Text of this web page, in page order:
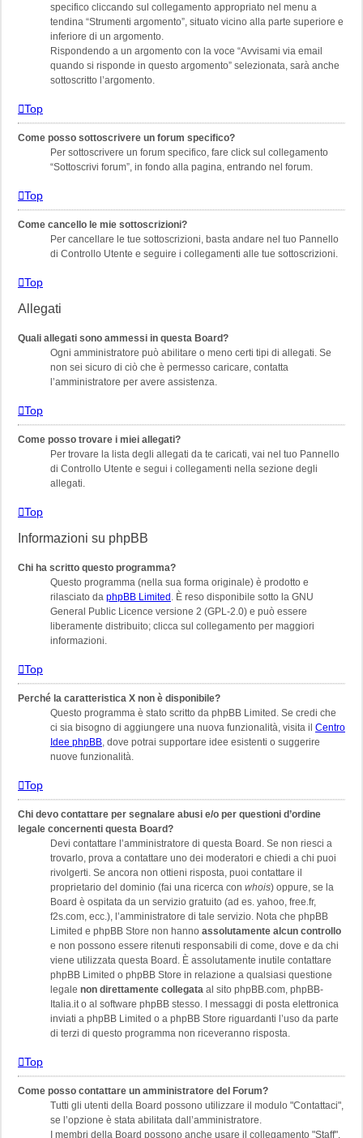
specifico cliccando sul collegamento appropriato nel menu a
tendina “Strumenti argomento”, situato vicino alla parte superiore e
inferiore di un argomento.
Rispondendo a un argomento con la voce “Avvisami via email
quando si risponde in questo argomento” selezionata, sarà anche
sottoscritto l’argomento.
Top
Come posso sottoscrivere un forum specifico?
Per sottoscrivere un forum specifico, fare click sul collegamento
“Sottoscrivi forum”, in fondo alla pagina, entrando nel forum.
Top
Come cancello le mie sottoscrizioni?
Per cancellare le tue sottoscrizioni, basta andare nel tuo Pannello
di Controllo Utente e seguire i collegamenti alle tue sottoscrizioni.
Top
Allegati
Quali allegati sono ammessi in questa Board?
Ogni amministratore può abilitare o meno certi tipi di allegati. Se
non sei sicuro di ciò che è permesso caricare, contatta
l’amministratore per avere assistenza.
Top
Come posso trovare i miei allegati?
Per trovare la lista degli allegati da te caricati, vai nel tuo Pannello
di Controllo Utente e segui i collegamenti nella sezione degli
allegati.
Top
Informazioni su phpBB
Chi ha scritto questo programma?
Questo programma (nella sua forma originale) è prodotto e
rilasciato da phpBB Limited . È reso disponibile sotto la GNU
General Public Licence versione 2 (GPL-2.0) e può essere
liberamente distribuito; clicca sul collegamento per maggiori
informazioni.
Top
Perché la caratteristica X non è disponibile?
Questo programma è stato scritto da phpBB Limited. Se credi che
ci sia bisogno di aggiungere una nuova funzionalità, visita il Centro
Idee phpBB , dove potrai supportare idee esistenti o suggerire
nuove funzionalità.
Top
Chi devo contattare per segnalare abusi e/o per questioni d’ordine
legale concernenti questa Board?
Devi contattare l’amministratore di questa Board. Se non riesci a
trovarlo, prova a contattare uno dei moderatori e chiedi a chi puoi
rivolgerti. Se ancora non ottieni risposta, puoi contattare il
proprietario del dominio (fai una ricerca con whois) oppure, se la
Board è ospitata da un servizio gratuito (ad es. yahoo, free.fr,
f2s.com, ecc.), l’amministratore di tale servizio. Nota che phpBB
Limited e phpBB Store non hanno assolutamente alcun controllo
e non possono essere ritenuti responsabili di come, dove e da chi
viene utilizzata questa Board. È assolutamente inutile contattare
phpBB Limited o phpBB Store in relazione a qualsiasi questione
legale non direttamente collegata al sito phpBB.com, phpBB-
Italia.it o al software phpBB stesso. I messaggi di posta elettronica
inviati a phpBB Limited o a phpBB Store riguardanti l’uso da parte
di terzi di questo programma non riceveranno risposta.
Top
Come posso contattare un amministratore del Forum?
Tutti gli utenti della Board possono utilizzare il modulo "Contattaci",
se l’opzione è stata abilitata dall’amministratore.
I membri della Board possono anche usare il collegamento "Staff".